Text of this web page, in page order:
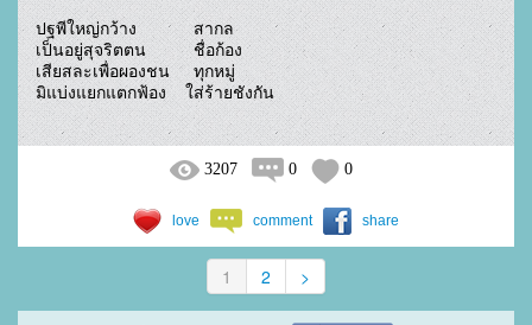
ปฐพีใหญ่กว้าง            สากล
เป็นอยู่สุจริตตน          ชื่อก้อง
เสียสละเพื่อผองชน     ทุกหมู่
มิแบ่งแยกแตกฟ้อง    ใส่ร้ายชังกัน
3207 0 0
love comment share
1 2 >